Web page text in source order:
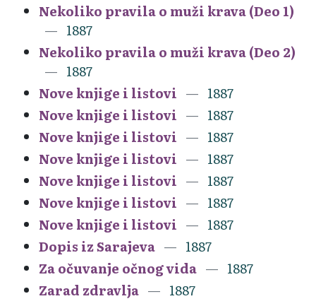
Nekoliko pravila o muži krava (Deo 1)
1887
Nekoliko pravila o muži krava (Deo 2)
1887
Nove knjige i listovi
1887
Nove knjige i listovi
1887
Nove knjige i listovi
1887
Nove knjige i listovi
1887
Nove knjige i listovi
1887
Nove knjige i listovi
1887
Nove knjige i listovi
1887
Dopis iz Sarajeva
1887
Za očuvanje očnog vida
1887
Zarad zdravlja
1887